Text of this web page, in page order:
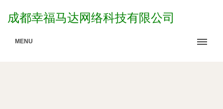
成都幸福马达网络科技有限公司
MENU